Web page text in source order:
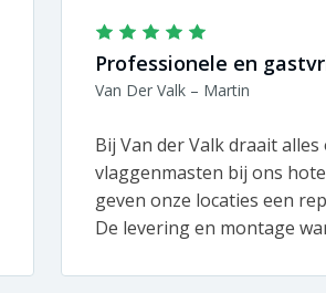
Professionele en
Van Der Valk – Martin
Bij Van der Valk draait
vlaggenmasten bij ons
geven onze locaties een
De levering en montage